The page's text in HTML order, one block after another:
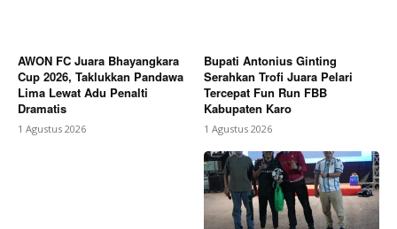
AWON FC Juara Bhayangkara
Cup 2026, Taklukkan Pandawa
Lima Lewat Adu Penalti
Dramatis
1 Agustus 2026
Bupati Antonius Ginting
Serahkan Trofi Juara Pelari
Tercepat Fun Run FBB
Kabupaten Karo
1 Agustus 2026